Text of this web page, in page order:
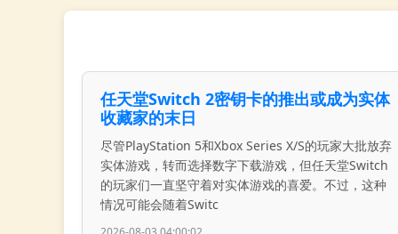
任天堂Switch 2密钥卡的推出或成为实体
收藏家的末日
尽管PlayStation 5和Xbox Series X/S的玩家大批放弃
实体游戏，转而选择数字下载游戏，但任天堂Switch
的玩家们一直坚守着对实体游戏的喜爱。不过，这种
情况可能会随着Switc